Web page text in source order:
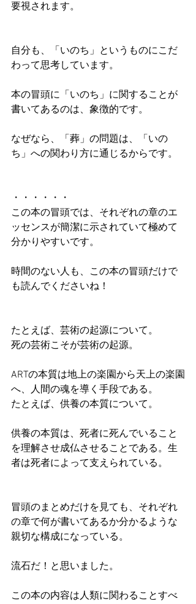
要視されます。
自分も、「いのち」というものにこだ
わって思考しています。
本の冒頭に「いのち」に関することが
書いてあるのは、象徴的です。
なぜなら、「葬」の問題は、「いの
ち」への関わり方に通じるからです。
・・・・・・
この本の冒頭では、それぞれの章のエ
ッセンスが簡潔に示されていて極めて
分かりやすいです。
時間のない人も、この本の冒頭だけで
も読んでくださいね！
たとえば、芸術の起源について。
死の芸術こそが芸術の起源。
ARTの本質は地上の楽園から天上の楽園
へ、人間の魂を導く手段である。
たとえば、供養の本質について。
供養の本質は、死者に死んでいること
を理解させ成仏させることである。生
者は死者によって支えられている。
冒頭のまとめだけを見ても、それぞれ
の章で何が書いてあるか分かるような
親切な構成になっている。
流石だ！と思いました。
この本の内容は人類に関わることすべ